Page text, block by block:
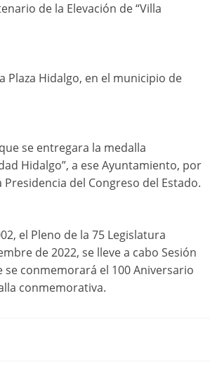
de la Elevación de “Villa
Plaza Hidalgo, en el municipio de
se entregara la medalla
Hidalgo”, a ese Ayuntamiento, por
del Congreso del Estado.
el Pleno de la 75 Legislatura
de 2022, se lleve a cabo Sesión
conmemorará el 100 Aniversario
conmemorativa.